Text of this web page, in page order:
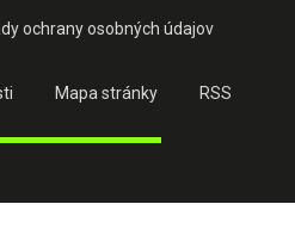
ochrany osobných údajov
Mapa stránky RSS